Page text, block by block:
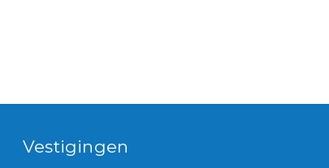
Vestigingen